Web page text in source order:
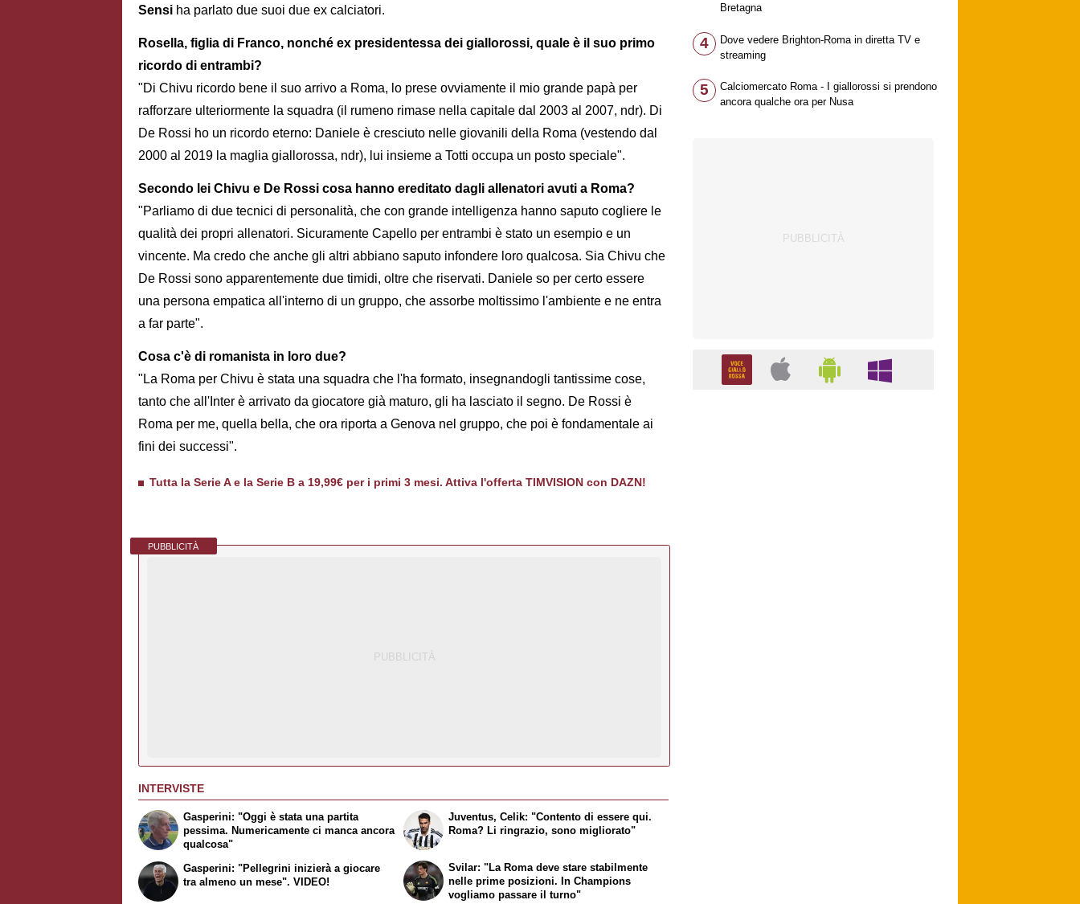
Sensi ha parlato due suoi due ex calciatori.
Rosella, figlia di Franco, nonché ex presidentessa dei giallorossi, quale è il suo primo
ricordo di entrambi?
"Di Chivu ricordo bene il suo arrivo a Roma, lo prese ovviamente il mio grande papà per
rafforzare ulteriormente la squadra (il rumeno rimase nella capitale dal 2003 al 2007, ndr). Di
De Rossi ho un ricordo eterno: Daniele è cresciuto nelle giovanili della Roma (vestendo dal
2000 al 2019 la maglia giallorossa, ndr), lui insieme a Totti occupa un posto speciale".
Secondo lei Chivu e De Rossi cosa hanno ereditato dagli allenatori avuti a Roma?
"Parliamo di due tecnici di personalità, che con grande intelligenza hanno saputo cogliere le
qualità dei propri allenatori. Sicuramente Capello per entrambi è stato un esempio e un
vincente. Ma credo che anche gli altri abbiano saputo infondere loro qualcosa. Sia Chivu che
De Rossi sono apparentemente due timidi, oltre che riservati. Daniele so per certo essere
una persona empatica all'interno di un gruppo, che assorbe moltissimo l'ambiente e ne entra
a far parte".
Cosa c'è di romanista in loro due?
"La Roma per Chivu è stata una squadra che l'ha formato, insegnandogli tantissime cose,
tanto che all'Inter è arrivato da giocatore già maturo, gli ha lasciato il segno. De Rossi è
Roma per me, quella bella, che ora riporta a Genova nel gruppo, che poi è fondamentale ai
fini dei successi".
Tutta la Serie A e la Serie B a 19,99€ per i primi 3 mesi. Attiva l'offerta TIMVISION con DAZN!
PUBBLICITÀ
INTERVISTE
Gasperini: "Oggi è stata una partita
pessima. Numericamente ci manca ancora
qualcosa"
Gasperini: "Pellegrini inizierà a giocare
tra almeno un mese". VIDEO!
Juventus, Celik: "Contento di essere qui.
Roma? Li ringrazio, sono migliorato"
Svilar: "La Roma deve stare stabilmente
nelle prime posizioni. In Champions
vogliamo passare il turno"
Bretagna
4
Dove vedere Brighton-Roma in diretta TV e
streaming
5
Calciomercato Roma - I giallorossi si prendono
ancora qualche ora per Nusa